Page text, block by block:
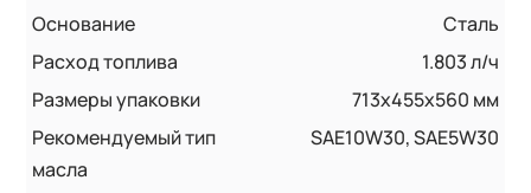
Основание
Сталь
Расход топлива
1.803 л/ч
Размеры упаковки
713x455x560 мм
Рекомендуемый тип
масла
SAE10W30, SAE5W30